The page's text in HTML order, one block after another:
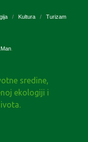
Kultura
Turizam
sredine,
ekologiji i